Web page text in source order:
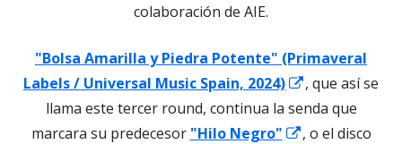
colaboración de AIE.
"Bolsa Amarilla y Piedra Potente" (Primaveral
Labels / Universal Music Spain, 2024)
Abrir
en
una
, que así se
llama este tercer round, continua la senda que
marcara su predecesor "Hilo Negro"
Abrir
, o el disco